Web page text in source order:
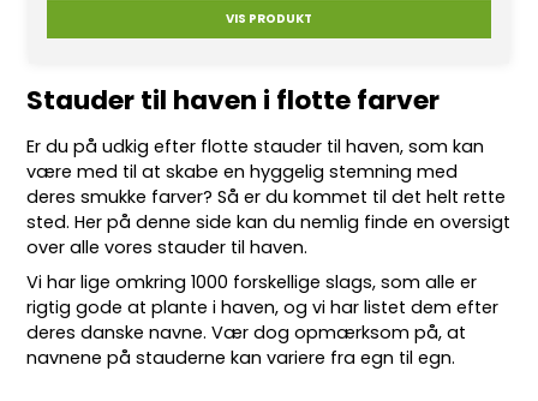
VIS PRODUKT
Stauder til haven i flotte farver
Er du på udkig efter flottestauder til haven, som kan
være med til at skabe en hyggelig stemning med
deres smukke farver? Så er du kommet til det helt rette
sted. Her på denne side kan du nemlig finde en oversigt
over alle vores stauder til haven.
Vi har lige omkring 1000 forskellige slags, som alle er
rigtig gode at plante i haven, og vi har listet dem efter
deres danske navne. Vær dog opmærksom på, at
navnene på stauderne kan variere fra egn til egn.